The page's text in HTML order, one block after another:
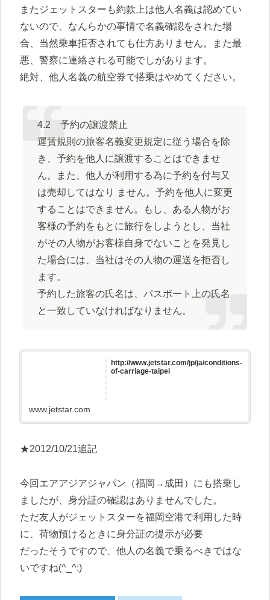
またジェットスターも約款上は他人名義は認めてい
ないので、なんらかの事情で名義確認をされた場
合、当然乗車拒否されても仕方ありません。また最
悪、警察に連絡される可能でしがあります。
絶対、他人名義の航空券で搭乗はやめてください。
4.2 予約の譲渡禁止
運賃規則の旅客名義変更規定に従う場合を除
き、予約を他人に譲渡することはできませ
ん。また、他人が利用する為に予約を付与又
は売却してはなり ません。予約を他人に変更
することはできません。もし、ある人物がお
客様の予約をもとに旅行をしようとし、当社
がその人物がお客様自身でないことを発見し
た場合には、当社はその人物の運送を拒否し
ます。
予約した旅客の氏名は、パスポート上の氏名
と一致していなければなりません。
http://www.jetstar.com/jp/ja/conditions-
of-carriage-taipei
www.jetstar.com
★2012/10/21追記
今回エアアジアジャパン（福岡→成田）にも搭乗し
ましたが、身分証の確認はありませんでした。
ただ友人がジェットスターを福岡空港で利用した時
に、荷物預けるときに身分証の提示が必要
だったそうですので、他人の名義で乗るべきではな
いですね(^_^;)